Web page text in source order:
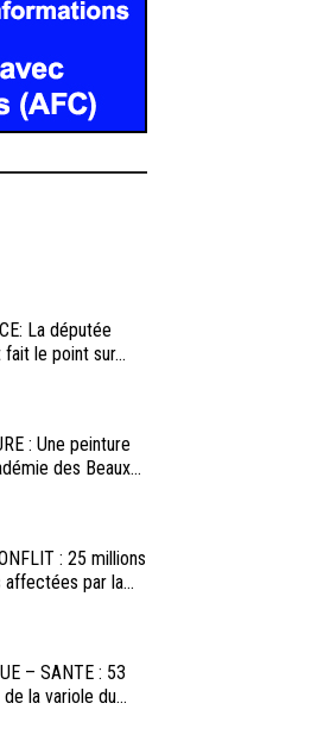
La députée
le point sur...
: Une peinture
des Beaux...
: 25 millions
par la...
– SANTE : 53
la variole du...